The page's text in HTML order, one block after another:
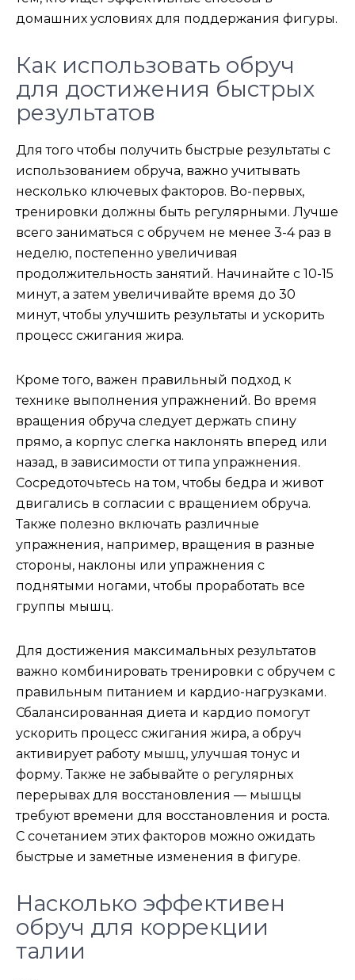
домашних условиях для поддержания фигуры.
Как использовать обруч
для достижения быстрых
результатов
Для того чтобы получить быстрые результаты с
использованием обруча, важно учитывать
несколько ключевых факторов. Во-первых,
тренировки должны быть регулярными. Лучше
всего заниматься с обручем не менее 3-4 раз в
неделю, постепенно увеличивая
продолжительность занятий. Начинайте с 10-15
минут, а затем увеличивайте время до 30
минут, чтобы улучшить результаты и ускорить
процесс сжигания жира.
Кроме того, важен правильный подход к
технике выполнения упражнений. Во время
вращения обруча следует держать спину
прямо, а корпус слегка наклонять вперед или
назад, в зависимости от типа упражнения.
Сосредоточьтесь на том, чтобы бедра и живот
двигались в согласии с вращением обруча.
Также полезно включать различные
упражнения, например, вращения в разные
стороны, наклоны или упражнения с
поднятыми ногами, чтобы проработать все
группы мышц.
Для достижения максимальных результатов
важно комбинировать тренировки с обручем с
правильным питанием и кардио-нагрузками.
Сбалансированная диета и кардио помогут
ускорить процесс сжигания жира, а обруч
активирует работу мышц, улучшая тонус и
форму. Также не забывайте о регулярных
перерывах для восстановления — мышцы
требуют времени для восстановления и роста.
С сочетанием этих факторов можно ожидать
быстрые и заметные изменения в фигуре.
Насколько эффективен
обруч для коррекции
талии